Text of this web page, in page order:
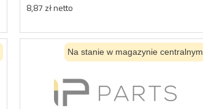
8,87 zł netto
Na stanie w magazynie centralnym